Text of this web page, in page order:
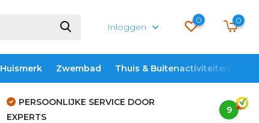
Inloggen
0 0
Huismerk Zwembad Thuis & Buitenactiviteiten
PERSOONLIJKE SERVICE DOOR
EXPERTS
9